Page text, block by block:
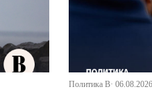
Политика В· 06.08.2026